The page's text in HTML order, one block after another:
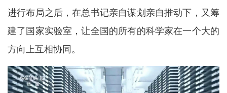
进行布局之后，在总书记亲自谋划亲自推动下，又筹
建了国家实验室，让全国的所有的科学家在一个大的
方向上互相协同。